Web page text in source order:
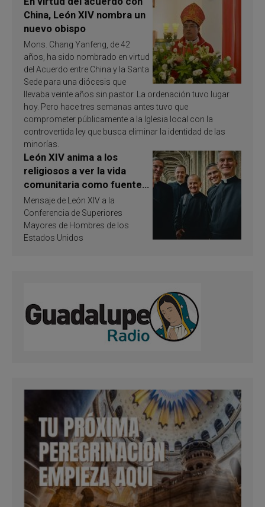
China, León XIV nombra un
nuevo obispo
Mons. Chang Yanfeng, de 42
años, ha sido nombrado en virtud
del Acuerdo entre China y la Santa
Sede para una diócesis que
llevaba veinte años sin pastor. La ordenación tuvo lugar
hoy. Pero hace tres semanas antes tuvo que
comprometer públicamente a la Iglesia local con la
controvertida ley que busca eliminar la identidad de las
minorías.
León XIV anima a los
religiosos a ver la vida
comunitaria como fuente
de inspiración y
santificación
Mensaje de León XIV a la
Conferencia de Superiores
Mayores de Hombres de los
Estados Unidos